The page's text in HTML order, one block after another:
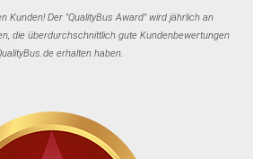
Kunden! Der "QualityBus Award" wird jährlich an
die überdurchschnittlich gute Kundenbewertungen
erhalten haben.